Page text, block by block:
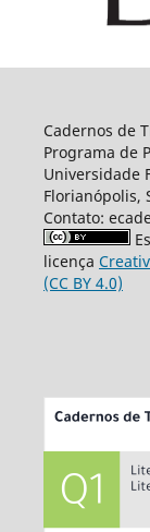
Cadernos de
Programa de
Universidade
Florianópolis,
Contato:
licença
(CC BY 4.0)